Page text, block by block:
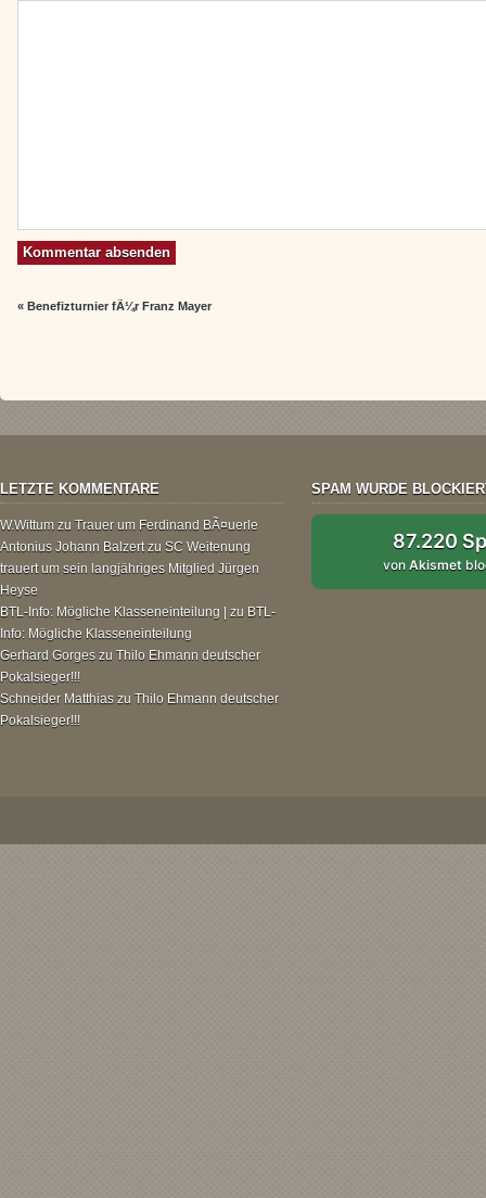
«Benefizturnier fÃ¼r Franz Mayer
LETZTE KOMMENTARE
W.Wittum zu Trauer um Ferdinand BÃ¤uerle
Antonius Johann Balzertzu SC Weitenung
trauert um sein langjähriges Mitglied Jürgen
Heyse
BTL-Info: Mögliche Klasseneinteilung | zu BTL-
Info: Mögliche Klasseneinteilung
Gerhard Gorges zu Thilo Ehmann deutscher
Pokalsieger!!!
Schneider Matthias zu Thilo Ehmann deutscher
Pokalsieger!!!
SPAM WURDE
87.220
vonAkismet